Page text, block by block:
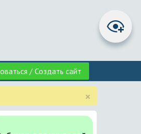
/ Создать сайт
×